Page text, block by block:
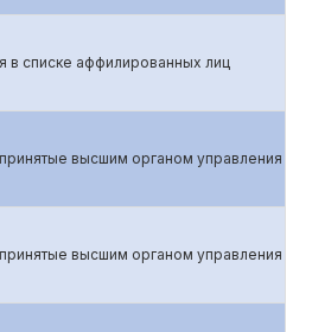
в списке аффилированных лиц
высшим органом управления
высшим органом управления